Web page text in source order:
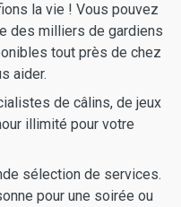
la vie ! Vous pouvez
des milliers de gardiens
tout près de chez
aider.
de câlins, de jeux
illimité pour votre
sélection de services.
pour une soirée ou